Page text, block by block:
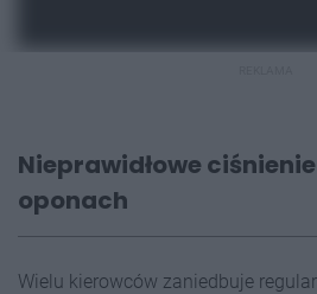
Nieprawidłowe
oponach
Wielu kierowców zaniedbuje